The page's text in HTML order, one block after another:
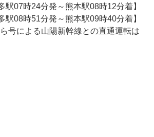
駅07時24分発～熊本駅08時12分着】
駅08時51分発～熊本駅09時40分着】
号による山陽新幹線との直通運転は